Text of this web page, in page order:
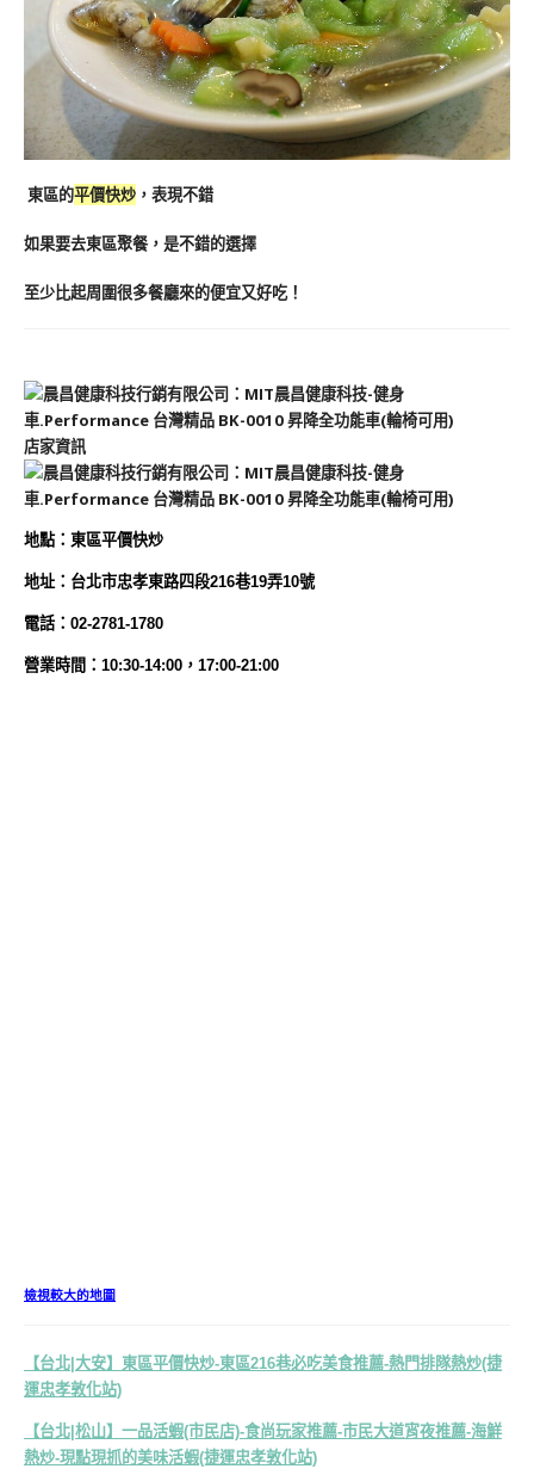
東區的平價快炒 ，表現不錯
如果要去東區聚餐，是不錯的選擇
至少比起周圍很多餐廳來的便宜又好吃！
店家資訊
地點：東區平價快炒
地址：台北市忠孝東路四段216巷19弄10號
電話：02-2781-1780
營業時間：10:30-14:00，17:00-21:00
檢視較大的地圖
【台北|大安】東區平價快炒-東區216巷必吃美食推薦-熱門排隊熱炒(捷
運忠孝敦化站)
【台北|松山】一品活蝦(市民店)-食尚玩家推薦-市民大道宵夜推薦-海鮮
熱炒-現點現抓的美味活蝦(捷運忠孝敦化站)